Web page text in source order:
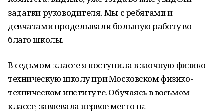
задатки руководителя. Мы с ребятами и
девчатами проделывали большую работу во
благо школы.
В седьмом классе я поступила в заочную физико-
техническую школу при Московском физико-
техническом институте. Обучаясь в восьмом
классе, завоевала первое место на